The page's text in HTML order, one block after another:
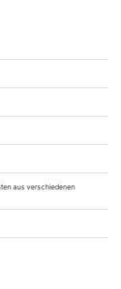
der schwere
der
einen Kessel
werden vor
gebraucht. In
seit vielen Jahren